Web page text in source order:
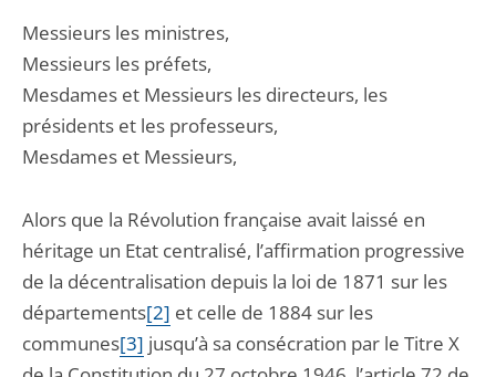
Messieurs les ministres,
Messieurs les préfets,
Mesdames et Messieurs les directeurs, les
présidents et les professeurs,
Mesdames et Messieurs,
Alors que la Révolution française avait laissé en
héritage un Etat centralisé, l’affirmation progressive
de la décentralisation depuis la loi de 1871 sur les
départements[2] et celle de 1884 sur les
communes[3] jusqu’à sa consécration par le Titre X